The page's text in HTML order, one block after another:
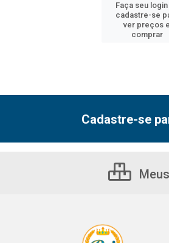
Faça seu login
cadastre-se
ver preços e
comprar
Cadastre-se